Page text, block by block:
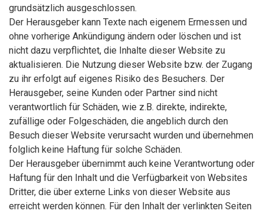
grundsätzlich ausgeschlossen.
Der Herausgeber kann Texte nach eigenem Ermessen und
ohne vorherige Ankündigung ändern oder löschen und ist
nicht dazu verpflichtet, die Inhalte dieser Website zu
aktualisieren. Die Nutzung dieser Website bzw. der Zugang
zu ihr erfolgt auf eigenes Risiko des Besuchers. Der
Herausgeber, seine Kunden oder Partner sind nicht
verantwortlich für Schäden, wie z.B. direkte, indirekte,
zufällige oder Folgeschäden, die angeblich durch den
Besuch dieser Website verursacht wurden und übernehmen
folglich keine Haftung für solche Schäden.
Der Herausgeber übernimmt auch keine Verantwortung oder
Haftung für den Inhalt und die Verfügbarkeit von Websites
Dritter, die über externe Links von dieser Website aus
erreicht werden können. Für den Inhalt der verlinkten Seiten